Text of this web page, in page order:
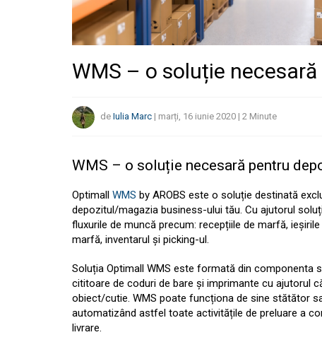
WMS – o soluție
de Iulia Marc | marți, 16 iunie 2020 | 2 Minute
WMS – o soluție necesară pentru
Optimall WMS by AROBS este o soluție destinată
depozitul/magazia business-ului tău. Cu ajutorul
fluxurile de muncă precum: recepțiile de marfă,
marfă, inventarul și picking-ul.
Soluția Optimall WMS este formată din componenta
cititoare de coduri de bare și imprimante cu ajutorul
obiect/cutie. WMS poate funcționa de sine stătător
automatizând astfel toate activitățile de preluare a
livrare.